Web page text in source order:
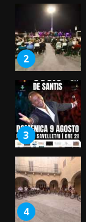
2
3
4